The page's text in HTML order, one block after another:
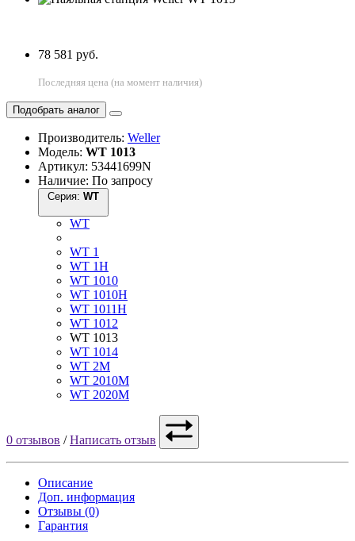
78 581 руб.
Последняя цена (на момент наличия)
Подобрать аналог
Производитель: Weller
Модель: WT 1013
Артикул: 53441699N
Наличие: По запросу
Серия:
WT
WT 1
WT 1H
WT 1010
WT 1010H
WT 1011H
WT 1012
WT 1013
WT 1014
WT 2M
WT 2010M
WT 2020M
0 отзывов /Написать отзыв
Описание
Доп. информация
Отзывы (0)
Гарантия